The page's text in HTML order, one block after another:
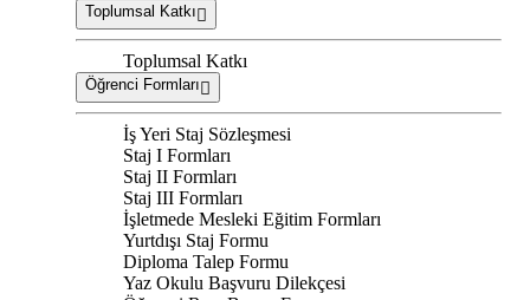
Toplumsal Katkı
Toplumsal Katkı
Öğrenci Formları
İş Yeri Staj Sözleşmesi
Staj I Formları
Staj II Formları
Staj III Formları
İşletmede Mesleki Eğitim Formları
Yurtdışı Staj Formu
Diploma Talep Formu
Yaz Okulu Başvuru Dilekçesi